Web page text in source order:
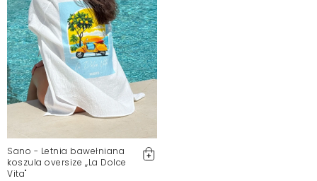
Sano - Letnia bawełniana
koszula oversize ,,La Dolce
Vita"